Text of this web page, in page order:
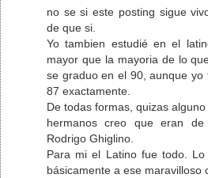
no se si este posting sigue
de que si.
Yo tambien estudié en el
mayor que la mayoria de lo
se graduo en el 90, aunque
87 exactamente.
De todas formas, quizas
hermanos creo que eran
Rodrigo Ghiglino.
Para mi el Latino fue todo.
básicamente a ese maravilloso